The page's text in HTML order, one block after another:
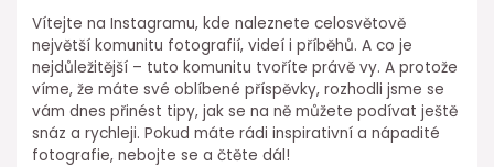
Vítejte na Instagramu, kde naleznete celosvětově
největší komunitu fotografií, videí i příběhů. A co je
nejdůležitější – tuto komunitu tvoříte právě vy. A protože
víme, že máte své oblíbené příspěvky, rozhodli jsme se
vám dnes přinést tipy, jak se na ně můžete podívat ještě
snáz a rychleji. Pokud máte rádi inspirativní a nápadité
fotografie, nebojte se a čtěte dál!